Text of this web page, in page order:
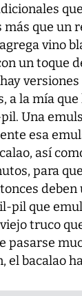
más que un
vino
un toque
a la mía
Una
esa
así
para
pil que
truco
pasarse
el bacalao